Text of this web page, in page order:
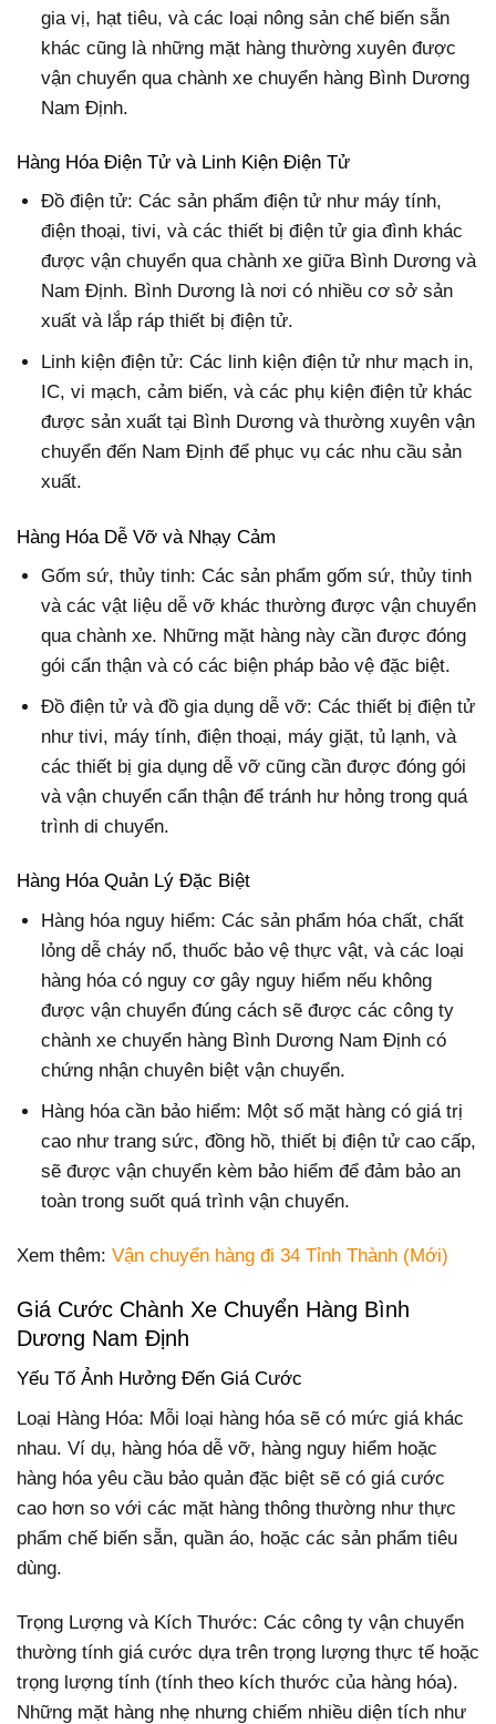
gia vị, hạt tiêu, và các loại nông sản chế biến sẵn
khác cũng là những mặt hàng thường xuyên được
vận chuyển qua chành xe chuyển hàng Bình Dương
Nam Định.
Hàng Hóa Điện Tử và Linh Kiện Điện Tử
Đồ điện tử: Các sản phẩm điện tử như máy tính,
điện thoại, tivi, và các thiết bị điện tử gia đình khác
được vận chuyển qua chành xe giữa Bình Dương và
Nam Định. Bình Dương là nơi có nhiều cơ sở sản
xuất và lắp ráp thiết bị điện tử.
Linh kiện điện tử: Các linh kiện điện tử như mạch in,
IC, vi mạch, cảm biến, và các phụ kiện điện tử khác
được sản xuất tại Bình Dương và thường xuyên vận
chuyển đến Nam Định để phục vụ các nhu cầu sản
xuất.
Hàng Hóa Dễ Vỡ và Nhạy Cảm
Gốm sứ, thủy tinh: Các sản phẩm gốm sứ, thủy tinh
và các vật liệu dễ vỡ khác thường được vận chuyển
qua chành xe. Những mặt hàng này cần được đóng
gói cẩn thận và có các biện pháp bảo vệ đặc biệt.
Đồ điện tử và đồ gia dụng dễ vỡ: Các thiết bị điện tử
như tivi, máy tính, điện thoại, máy giặt, tủ lạnh, và
các thiết bị gia dụng dễ vỡ cũng cần được đóng gói
và vận chuyển cẩn thận để tránh hư hỏng trong quá
trình di chuyển.
Hàng Hóa Quản Lý Đặc Biệt
Hàng hóa nguy hiểm: Các sản phẩm hóa chất, chất
lỏng dễ cháy nổ, thuốc bảo vệ thực vật, và các loại
hàng hóa có nguy cơ gây nguy hiểm nếu không
được vận chuyển đúng cách sẽ được các công ty
chành xe chuyển hàng Bình Dương Nam Định có
chứng nhận chuyên biệt vận chuyển.
Hàng hóa cần bảo hiểm: Một số mặt hàng có giá trị
cao như trang sức, đồng hồ, thiết bị điện tử cao cấp,
sẽ được vận chuyển kèm bảo hiểm để đảm bảo an
toàn trong suốt quá trình vận chuyển.
Xem thêm: Vận chuyển hàng đi 34 Tỉnh Thành (Mới)
Giá Cước Chành Xe Chuyển Hàng Bình
Dương Nam Định
Yếu Tố Ảnh Hưởng Đến Giá Cước
Loại Hàng Hóa: Mỗi loại hàng hóa sẽ có mức giá khác
nhau. Ví dụ, hàng hóa dễ vỡ, hàng nguy hiểm hoặc
hàng hóa yêu cầu bảo quản đặc biệt sẽ có giá cước
cao hơn so với các mặt hàng thông thường như thực
phẩm chế biến sẵn, quần áo, hoặc các sản phẩm tiêu
dùng.
Trọng Lượng và Kích Thước: Các công ty vận chuyển
thường tính giá cước dựa trên trọng lượng thực tế hoặc
trọng lượng tính (tính theo kích thước của hàng hóa).
Những mặt hàng nhẹ nhưng chiếm nhiều diện tích như